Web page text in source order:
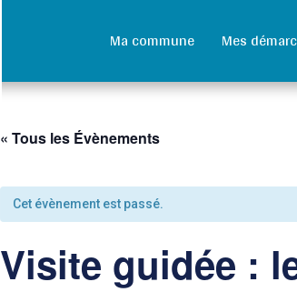
Ma commune Mes
« Tous les Évènements
Cet évènement est passé.
Visite guidée :